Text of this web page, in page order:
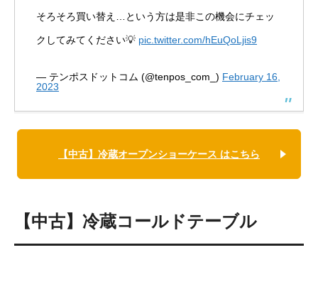
そろそろ買い替え…という方は是非この機会にチェッ
クしてみてください💡 pic.twitter.com/hEuQoLjis9
— テンポスドットコム (@tenpos_com_) February 16,
2023
【中古】冷蔵オープンショーケース はこちら
【中古】冷蔵コールドテーブル